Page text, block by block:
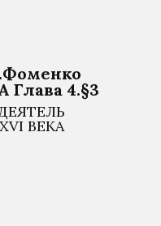
4.§3
ВЕКА